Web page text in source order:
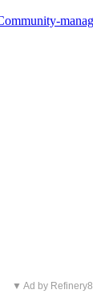
▼ Ad by